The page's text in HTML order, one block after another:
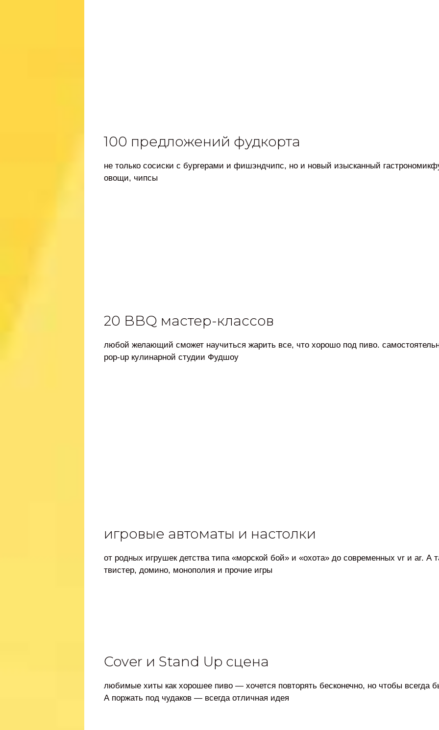
100 предложений фудкорта
не только сосиски с бургерами и фишэндчипс, но и новый изысканный
овощи, чипсы
20 BBQ мастер-классов
любой желающий сможет научиться жарить все, что хорошо под пиво.
pop-up кулинарной студии Фудшоу
игровые автоматы и настолки
от родных игрушек детства типа «морской бой» и «охота» до современных vr и ar. А
твистер, домино, монополия и прочие игры
Cover и Stand Up сцена
любимые хиты как хорошее пиво — хочется повторять бесконечно, но чтобы всегда
А поржать под чудаков — всегда отличная идея